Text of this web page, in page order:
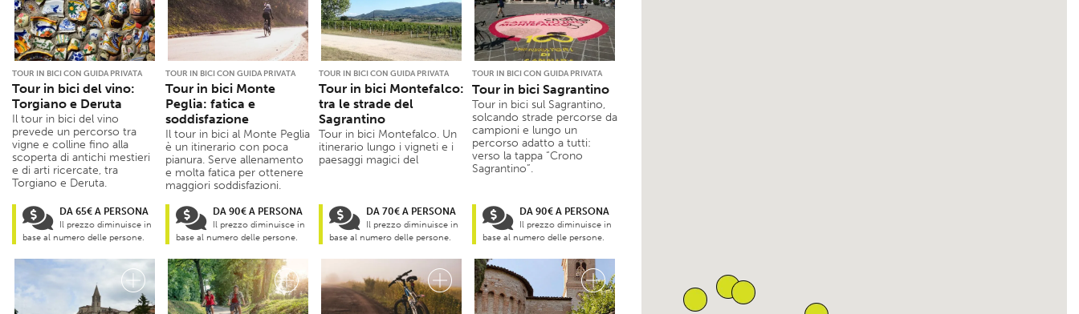
TOUR IN BICI CON GUIDA PRIVATA
Tour in bici del vino:
Torgiano e Deruta
Il tour in bici del vino
prevede un percorso tra
vigne e colline fino alla
scoperta di antichi mestieri
e di arti ricercate, tra
Torgiano e Deruta.
DA 65€ A PERSONA
Il prezzo diminuisce in
base al numero delle persone.
TOUR IN BICI CON GUIDA PRIVATA
Tour in bici Monte
Peglia: fatica e
soddisfazione
Il tour in bici al Monte Peglia
è un itinerario con poca
pianura. Serve allenamento
e molta fatica per ottenere
maggiori soddisfazioni.
DA 90€ A PERSONA
Il prezzo diminuisce in
base al numero delle persone.
TOUR IN BICI CON GUIDA PRIVATA
Tour in bici Montefalco:
tra le strade del
Sagrantino
Tour in bici Montefalco. Un
itinerario lungo i vigneti e i
paesaggi magici del
DA 70€ A PERSONA
Il prezzo diminuisce in
base al numero delle persone.
TOUR IN BICI CON GUIDA PRIVATA
Tour in bici Sagrantino
Tour in bici sul Sagrantino,
solcando strade percorse da
campioni e lungo un
percorso adatto a tutti:
verso la tappa “Crono
Sagrantino”.
DA 90€ A PERSONA
Il prezzo diminuisce in
base al numero delle persone.